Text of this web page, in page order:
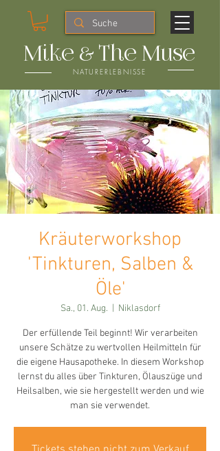
Mike & The Muse
NATURERLEBNISSE
Kräuterworkshop
'Tinkturen, Salben &
Öle'
Sa., 01. Aug. Niklasdorf
Der erfüllende Teil beginnt! Wir verarbeiten
unsere Schätze zu wertvollen Heilmitteln für
die eigene Hausapotheke. In diesem Workshop
lernst du alles über Tinkturen, Ölauszüge und
Heilsalben, wie sie hergestellt werden und wie
man sie verwendet.